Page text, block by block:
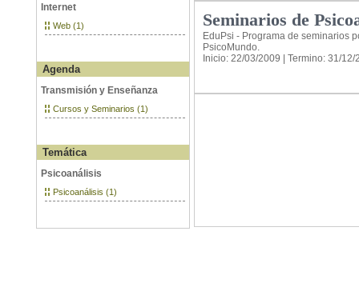
Internet
Web (1)
Agenda
Transmisión y Enseñanza
Cursos y Seminarios (1)
Temática
Psicoanálisis
Psicoanálisis (1)
Seminarios de
EduPsi - Programa de seminarios
PsicoMundo.
Inicio: 22/03/2009 | Termino: 31/12/